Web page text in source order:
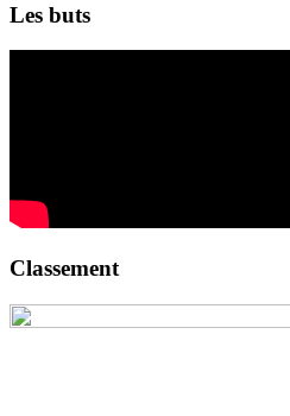
Les buts
Classement